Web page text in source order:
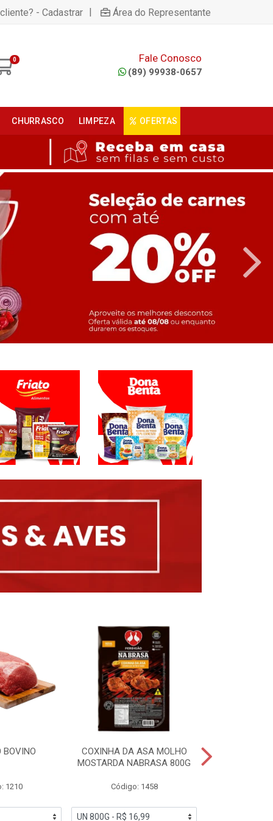
- Cadastrar | Área do Representante
0 Fale Conosco
(89) 99938-0657
CHURRASCO LIMPEZA OFERTAS
BOVINO
1210
COXINHA DA ASA MOLHO
MOSTARDA NABRASA 800G
Código: 1458